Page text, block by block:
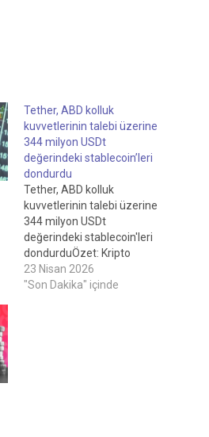
Tether, ABD kolluk
kuvvetlerinin talebi üzerine
344 milyon USDt
değerindeki stablecoin’leri
dondurdu
Tether, ABD kolluk
kuvvetlerinin talebi üzerine
344 milyon USDt
değerindeki stablecoin'leri
dondurduÖzet: Kripto
piyasasında önemli
gelişmeler
23 Nisan 2026
"Son Dakika" içinde